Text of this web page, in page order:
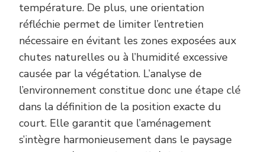
température. De plus, une orientation
réfléchie permet de limiter l’entretien
nécessaire en évitant les zones exposées aux
chutes naturelles ou à l’humidité excessive
causée par la végétation. L’analyse de
l’environnement constitue donc une étape clé
dans la définition de la position exacte du
court. Elle garantit que l’aménagement
s’intègre harmonieusement dans le paysage